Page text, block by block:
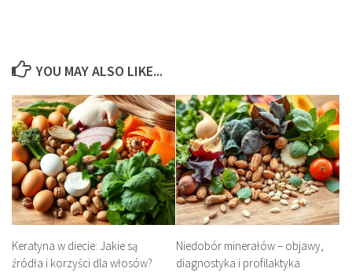
YOU MAY ALSO LIKE...
Keratyna w diecie: Jakie są
źródła i korzyści dla włosów?
Niedobór minerałów – objawy,
diagnostyka i profilaktyka